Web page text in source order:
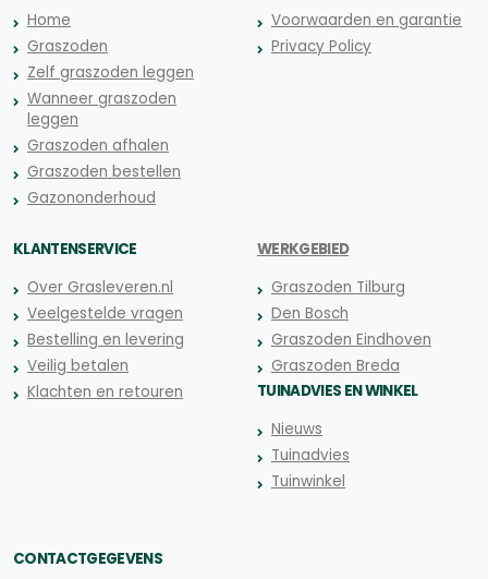
Home
Graszoden
Zelf graszoden leggen
Wanneer graszoden
leggen
Graszoden afhalen
Graszoden bestellen
Gazononderhoud
Voorwaarden en garantie
Privacy Policy
KLANTENSERVICE
Over Grasleveren.nl
Veelgestelde vragen
Bestelling en levering
Veilig betalen
Klachten en retouren
WERKGEBIED
Graszoden Tilburg
Den Bosch
Graszoden Eindhoven
Graszoden Breda
TUINADVIES EN WINKEL
Nieuws
Tuinadvies
Tuinwinkel
CONTACTGEGEVENS